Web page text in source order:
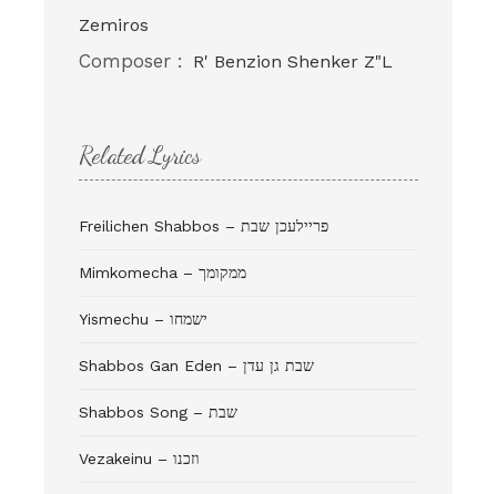
Zemiros
Composer : R' Benzion Shenker Z"L
Related Lyrics
Freilichen Shabbos – פריילעכן שבת
Mimkomecha – ממקומך
Yismechu – ישמחו
Shabbos Gan Eden – שבת גן עדן
Shabbos Song – שבת
Vezakeinu – וזכנו